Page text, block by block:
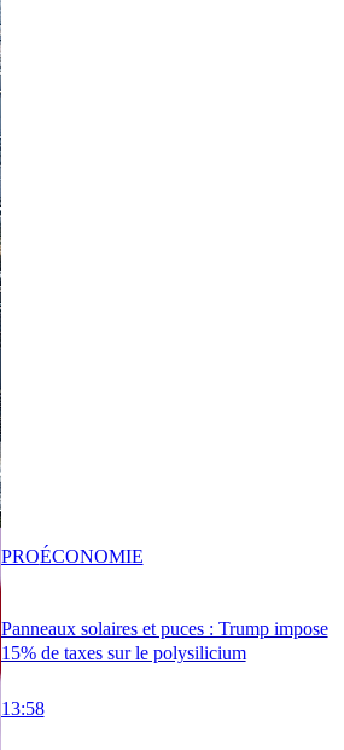
Panneaux solaires et puces : Trump impose
15% de taxes sur le polysilicium
13:58
PROÉCONOMIE